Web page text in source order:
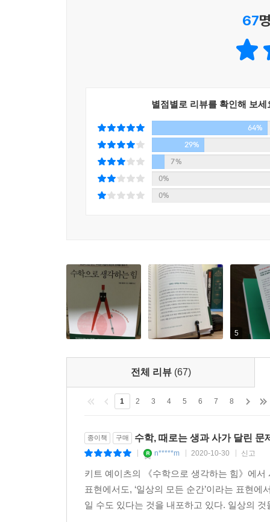
높일 수 있다. (민감도와 특이도와 필터링에 관해
≫ 꼬리에 꼬리를 물며 최적 경로로 연결하는 수학
“나처럼 수학에 약한 사람도 푹 빠져들어 읽을 수
『수학으로 생각하는 힘』은 우리가 사실상 수
법을 알려주는 책이다. 이 책에는 방정식이 전혀
이야기가 가득하다. 꼬리에 꼬리를 물고 이어지
(혹은 그 반대 경로의) 지적 탐험으로 독자를 안내
살해 누명을 쓴 엄마, 기하급수적 증감을 몰라
등장한다. 통계적 속임수에 관련된 윤리적 딜레
세상 모든 주제에 관해 수학이 알려줄 것이 아주
나아가 이 책은 쉽고 단순한 수학 규칙과 도구
확산을 막기 위해 취하는 조치에 수학이 어떤 역할
이는 삶의 무기까지는 아닐지라도 방패는 거뜬
있음을 보여주는 ‘최적화와 탐욕 알고리듬’에
≫ 세상 만사의 패턴을 읽어내는 7가지 지적 탐험
; 밈이 퍼지는 방식에서 전염병 통제에 이르기까지
빅데이터 시대의 새로운 언어, 수학으로 생각하라
67
별점별로 리뷰를 확인해 보세
64%
29%
7%
0%
0%
5
전체 리뷰 (67)
1 2 3 4 5 6 7 8
종이책 구매 수학, 때로는 생과 사가 달린 문
n*****m 2020-10-30 신고
키트 예이츠의 《수학으로 생각하는 힘》에서
표현에서도, ‘일상의 모든 순간’이라는 표현
일 수도 있다는 것을 내포하고 있다. 일상의